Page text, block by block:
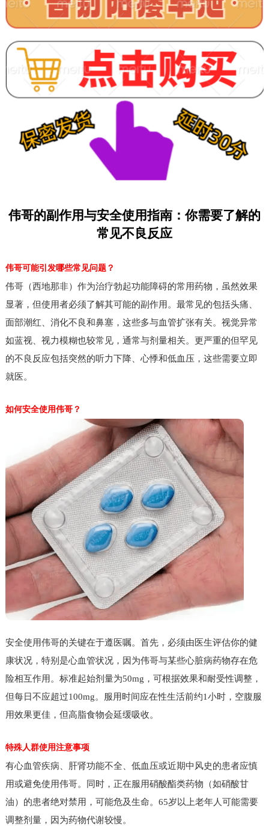
伟哥的副作用与安全使用指南：你需要了解的
常见不良反应
伟哥可能引发哪些常见问题？
伟哥（西地那非）作为治疗勃起功能障碍的常用药物，虽然效果
显著，但使用者必须了解其可能的副作用。最常见的包括头痛、
面部潮红、消化不良和鼻塞，这些多与血管扩张有关。视觉异常
如蓝视、视力模糊也较常见，通常与剂量相关。更严重的但罕见
的不良反应包括突然的听力下降、心悸和低血压，这些需要立即
就医。
如何安全使用伟哥？
安全使用伟哥的关键在于遵医嘱。首先，必须由医生评估你的健
康状况，特别是心血管状况，因为伟哥与某些心脏病药物存在危
险相互作用。标准起始剂量为50mg，可根据效果和耐受性调整，
但每日不应超过100mg。服用时间应在性生活前约1小时，空腹服
用效果更佳，但高脂食物会延缓吸收。
特殊人群使用注意事项
有心血管疾病、肝肾功能不全、低血压或近期中风史的患者应慎
用或避免使用伟哥。同时，正在服用硝酸酯类药物（如硝酸甘
油）的患者绝对禁用，可能危及生命。65岁以上老年人可能需要
调整剂量，因为药物代谢较慢。